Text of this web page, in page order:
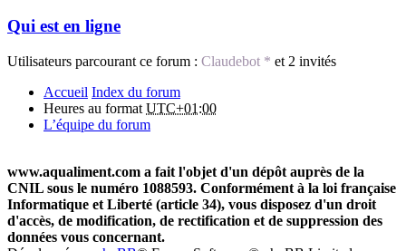
Qui est en ligne
Utilisateurs parcourant ce forum : Claudebot * et 2 invités
Accueil Index du forum
Heures au format UTC+01:00
L’équipe du forum
www.aqualiment.com a fait l'objet d'un dépôt auprès de la
CNIL sous le numéro 1088593. Conformément à la loi française
Informatique et Liberté (article 34), vous disposez d'un droit
d'accès, de modification, de rectification et de suppression des
données vous concernant.